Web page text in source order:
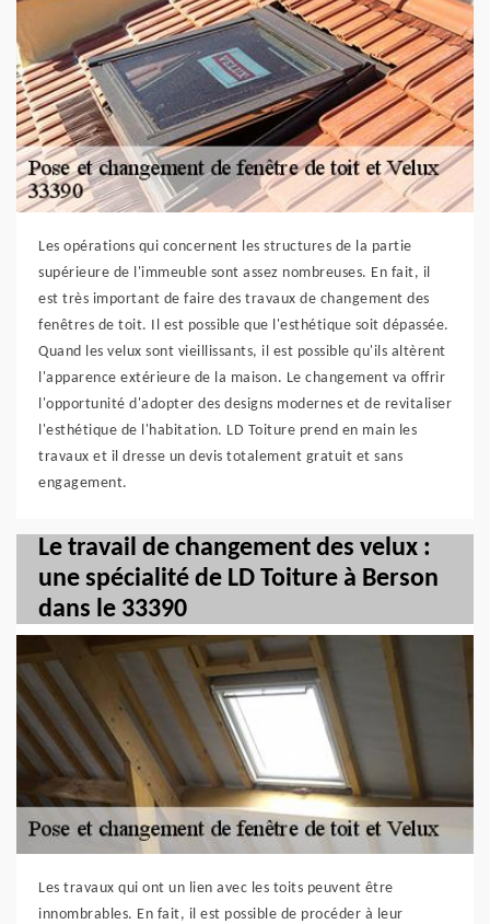
Les opérations qui concernent les structures de la partie
supérieure de l'immeuble sont assez nombreuses. En fait, il
est très important de faire des travaux de changement des
fenêtres de toit. Il est possible que l'esthétique soit dépassée.
Quand les velux sont vieillissants, il est possible qu'ils altèrent
l'apparence extérieure de la maison. Le changement va offrir
l'opportunité d'adopter des designs modernes et de revitaliser
l'esthétique de l'habitation. LD Toiture prend en main les
travaux et il dresse un devis totalement gratuit et sans
engagement.
Le travail de changement des velux :
une spécialité de LD Toiture à Berson
dans le 33390
Les travaux qui ont un lien avec les toits peuvent être
innombrables. En fait, il est possible de procéder à leur